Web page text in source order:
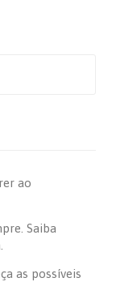
ao
Saiba
as possíveis